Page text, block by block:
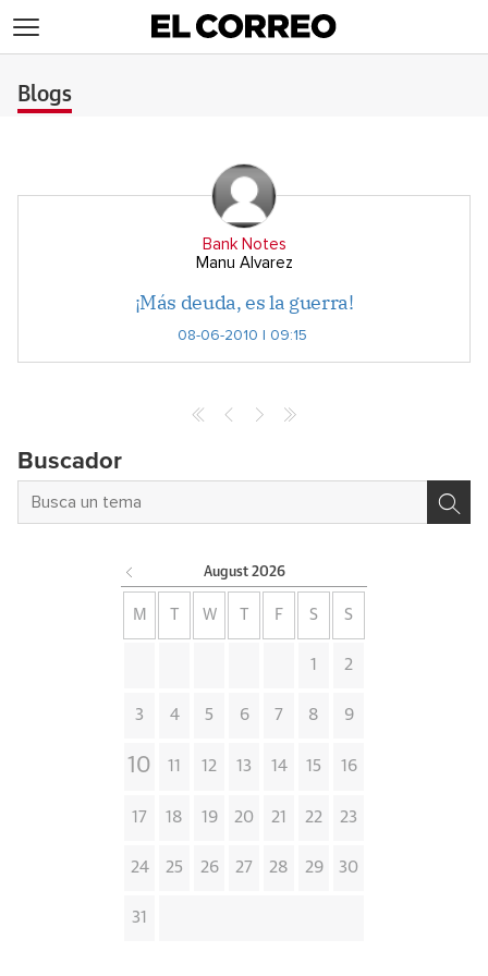
Blogs
Bank Notes
Manu Alvarez
¡Más deuda, es la guerra!
08-06-2010 | 09:15
Buscador
August 2026
M W F S S
1 2
3 4 5 6 7 8 9
10 11 12 13 14 15 16
17 18 19 20 21 22 23
24 25 26 27 28 29 30
31